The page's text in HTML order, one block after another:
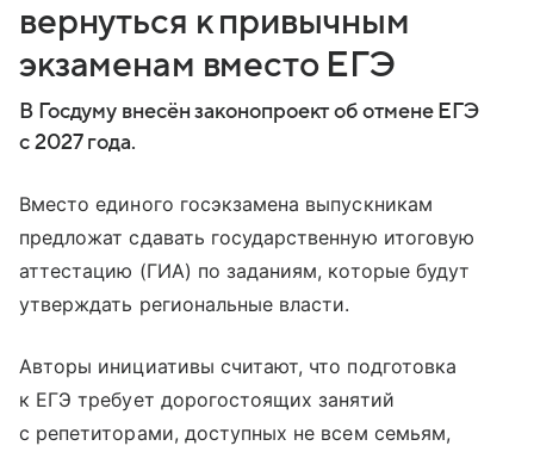
вернуться к привычным
экзаменам вместо ЕГЭ
В Госдуму внесён законопроект об отмене ЕГЭ
с 2027 года.
Вместо единого госэкзамена выпускникам
предложат сдавать государственную итоговую
аттестацию (ГИА) по заданиям, которые будут
утверждать региональные власти.
Авторы инициативы считают, что подготовка
к ЕГЭ требует дорогостоящих занятий
с репетиторами, доступных не всем семьям,